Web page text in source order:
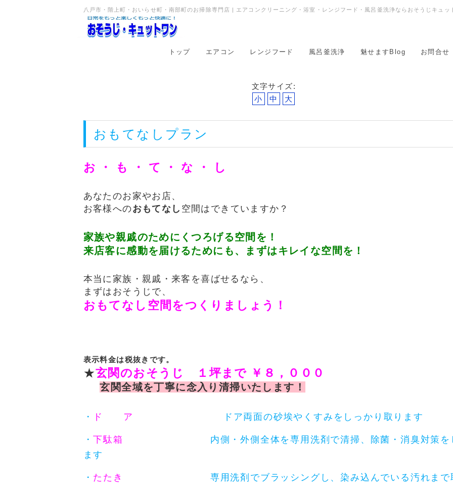
八戸市・階上町・おいらせ町・南部町のお掃除専門店 | エアコンクリーニング・浴室・レンジフード・風呂釜洗浄ならおそうじキュッ
トップ エアコン レンジフード 風呂釜洗浄 魅せますBlog お問合せ
文字サイズ:
小
中 大
おもてなしプラン
お ・ も ・ て ・ な ・ し
あなたのお家やお店、
お客様へのおもてなし 空間はできていますか？
家族や親戚のためにくつろげる空間を！
来店客に感動を届けるためにも、まずはキレイな空間を！
本当に家族・親戚・来客を喜ばせるなら、
まずはおそうじで、
おもてなし空間をつくりましょう！
表示料金は税抜きです。
★玄関のおそうじ １坪まで ￥８，０００
玄関全域を丁寧に念入り清掃いたします！
・ ド ア ドア両面の砂埃やくすみをしっかり取ります
・下駄箱
内側・外側全体を専用洗剤で清掃、除菌・消臭対策を
ます
・ たたき
専用洗剤でブラッシングし、染み込んでいる汚れまで